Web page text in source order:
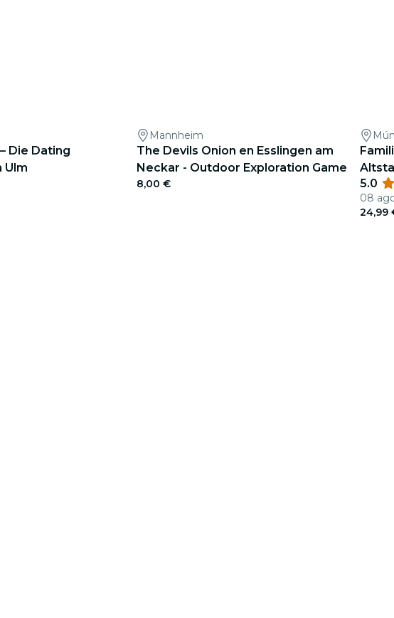
Die Dating
Ulm
Mannheim
The Devils Onion en Esslingen am
Neckar - Outdoor Exploration Game
8,00 €
5.0
08
24,99